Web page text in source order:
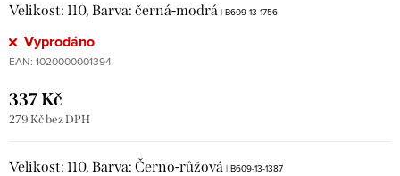
Velikost: 110, Barva: černá-modrá | B609-13-1756
Vyprodáno
EAN: 1020000001394
337 Kč
279 Kč bez DPH
Velikost: 110, Barva: Černo-růžová | B609-13-1387